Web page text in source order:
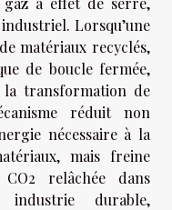
Lorsqu’une
matériaux recyclés,
de boucle fermée,
transformation de
réduit non
nécessaire à la
mais freine
relâchée dans
industrie durable,